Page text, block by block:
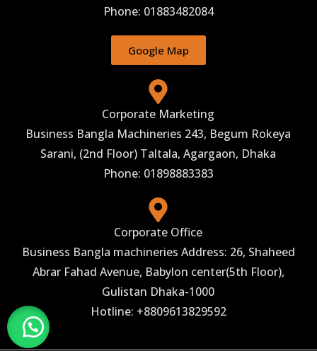
Phone: 01883482084
Google Map
Phone: 01898883383
Corporate Marketing
Business Bangla Machineries 243, Begum Rokeya
Sarani, (2nd Floor) Taltala, Agargaon, Dhaka
Corporate Office
Business Bangla machineries Address: 26, Shaheed
Abrar Fahad Avenue, Babylon center(5th Floor),
Gulistan Dhaka-1000
Hotline: +8809613829592